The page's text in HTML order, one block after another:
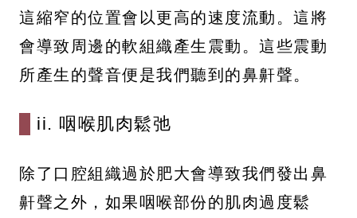
這縮窄的位置會以更高的速度流動。這將
會導致周邊的軟組織產生震動。這些震動
所產生的聲音便是我們聽到的鼻鼾聲。
ii. 咽喉肌肉鬆弛
除了口腔組織過於肥大會導致我們發出鼻
鼾聲之外，如果咽喉部份的肌肉過度鬆